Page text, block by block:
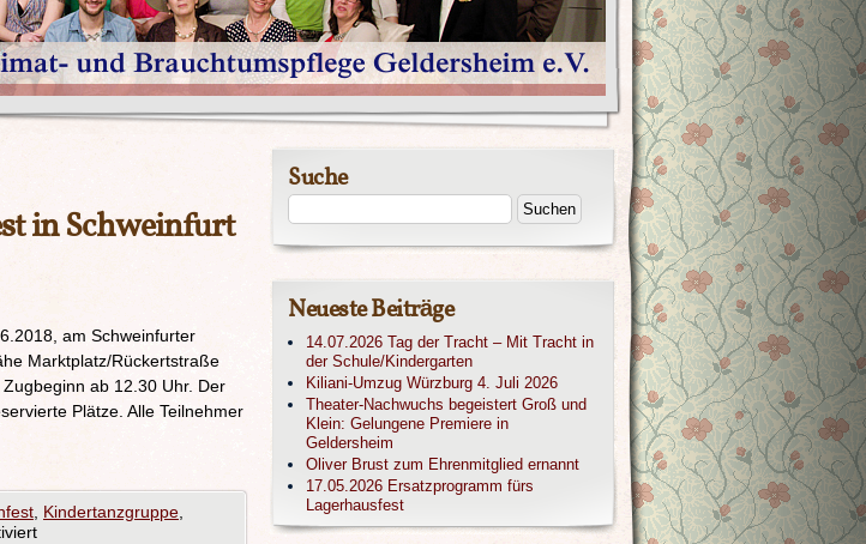
in Schweinfurt
am Schweinfurter
Marktplatz/Rückertstraße
ab 12.30 Uhr. Der
Plätze. Alle Teilnehmer
Kindertanzgruppe
Suche
Neueste Beiträge
14.07.2026 Tag der Tracht – Mit Tracht in
der Schule/Kindergarten
Kiliani-Umzug Würzburg 4. Juli 2026
Theater-Nachwuchs begeistert Groß und
Klein: Gelungene Premiere in
Geldersheim
Oliver Brust zum Ehrenmitglied ernannt
17.05.2026 Ersatzprogramm fürs
Lagerhausfest